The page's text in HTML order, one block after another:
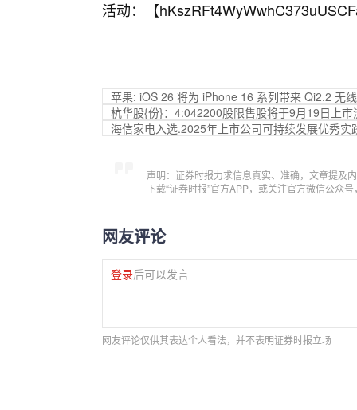
活动：【
苹果: iOS 26 将为 iPhone 16 系列带来 Qi2.2 无
杭华股{份}：4:042200股限售股将于9月19日上市
海信家电入选.2025年上市公司可持续发展优秀实
声明：证券时报力求信息真实、准确，文章提及
下载“证券时报”官方APP，或关注官方微信公众
网友评论
登录后可以发言
网友评论仅供其表达个人看法，并不表明证券时报立场